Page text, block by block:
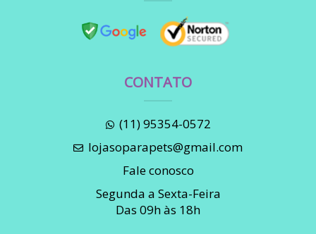
CONTATO
(11) 95354-0572
lojasoparapets@gmail.com
Fale conosco
Segunda a Sexta-Feira
Das 09h às 18h